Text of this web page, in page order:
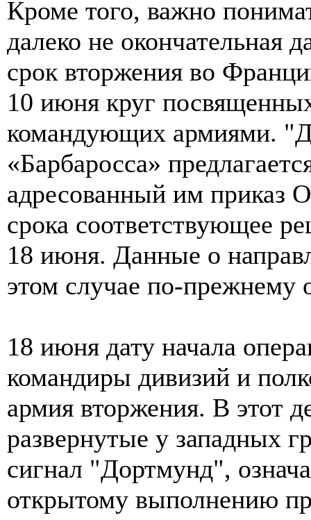
Кроме того, важно
далеко не окончательная
срок вторжения во
10 июня круг
командующих армиями.
«Барбаросса»
адресованный им приказ
срока соответствующее
18 июня. Данные о
этом случае по-прежнему
18 июня дату начала
командиры дивизий и
армия вторжения. В этот
развернутые у западных
сигнал "Дортмунд",
открытому выполнению